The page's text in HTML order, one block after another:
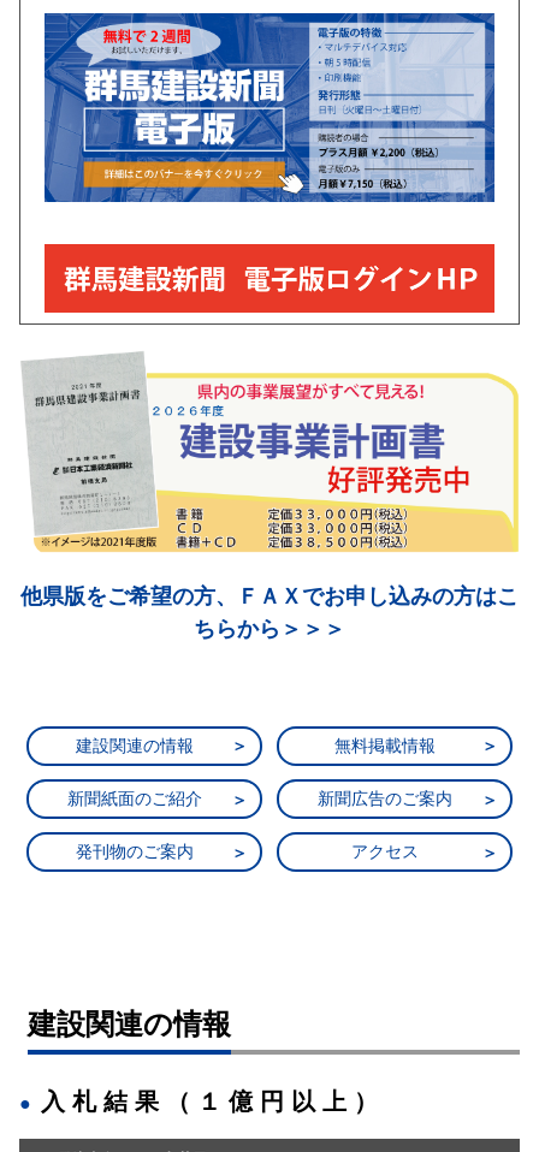
「電子版ログインはこちら」からアクセス
新聞のご購読のお申込みは
＞＞＞こちらから＜＜＜
無料見本紙・広告掲載・発刊物の申込み等は
フリーダイヤル0120-21-3132
またはこちらからお問い合わせ下さい
発刊物のご紹介
他県版をご希望の方、ＦＡＸでお申し込みの方はこ
ちらから＞＞＞
建設関連の情報 無料掲載情報
新聞紙面のご紹介 新聞広告のご案内
発刊物のご案内 アクセス
建設関連の情報
入札結果（１億円以上）